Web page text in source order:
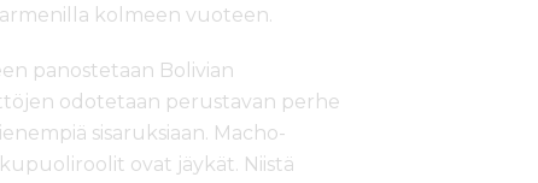
kolmeen vuoteen.
panostetaan Bolivian
odotetaan perustavan perhe
sisaruksiaan. Macho-
ovat jäykät. Niistä